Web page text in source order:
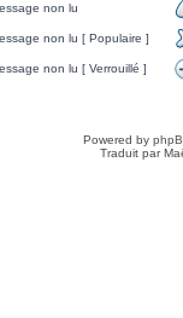
non lu
non lu [ Populaire ]
non lu [ Verrouillé ]
Powered by
Traduit par